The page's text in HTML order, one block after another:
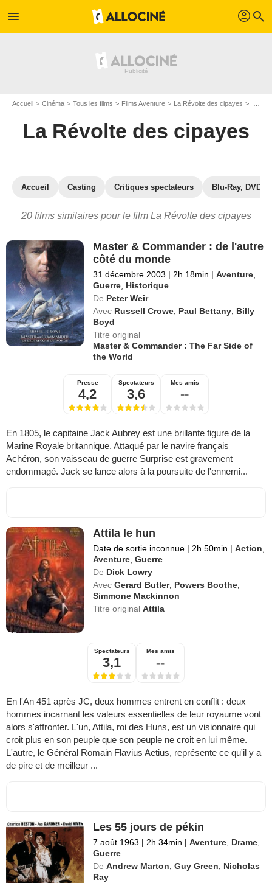
menu profil search
Accueil Cinéma Tous les films Films Aventure La Révolte des cipayes
La Révolte des cipayes
Accueil Casting Critiques spectateurs Blu-Ray, DVD
20 films similaires pour le film La Révolte des cipayes
Master & Commander : de l'autre
côté du monde
31 décembre 2003 | 2h 18min | Aventure
Guerre Historique
De Peter Weir
Avec Russell Crowe Paul Bettany Billy
Boyd
Titre original
Master & Commander : The Far Side of
the World
Presse
4,2
Spectateurs
3,6
Mes amis
--
En 1805, le capitaine Jack Aubrey est une brillante figure de la
Marine Royale britannique. Attaqué par le navire français
Achéron, son vaisseau de guerre Surprise est gravement
endommagé. Jack se lance alors à la poursuite de l'ennemi...
Attila le hun
Date de sortie inconnue | 2h 50min | Action
Aventure ,Guerre
De Dick Lowry
Avec Gerard Butler, Powers Boothe
Simmone Mackinnon
Titre originalAttila
Spectateurs
3,1
Mes amis
--
En l'An 451 après JC, deux hommes entrent en conflit : deux
hommes incarnant les valeurs essentielles de leur royaume vont
alors s'affronter. L'un, Attila, roi des Huns, est un visionnaire qui
croit plus en son peuple que son peuple ne croit en lui même.
L'autre, le Général Romain Flavius Aetius, représente ce qu'il y a
de pire et de meilleur ...
Les 55 jours de pékin
7 août 1963 | 2h 34min | Aventure Drame
Guerre
De Andrew Marton ,Guy Green
Nicholas
Ray